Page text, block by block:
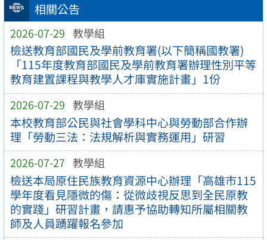
相關公告
2026-07-29 教學組
檢送教育部國民及學前教育署(以下簡稱國教署)
「115年度教育部國民及學前教育署辦理性別平等
教育建置課程與教學人才庫實施計畫」1份
2026-07-29 教學組
本校教育部公民與社會學科中心與勞動部合作辦
理「勞動三法：法規解析與實務運用」研習
2026-07-27 教學組
檢送本局原住民族教育資源中心辦理「高雄市115
學年度看見隱微的傷：從微歧視反思到全民原教
的實踐」研習計畫，請惠予協助轉知所屬相關教
師及人員踴躍報名參加